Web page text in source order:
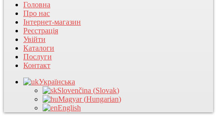
Головна
Про нас
Інтернет-магазин
Реєстрація
Увійти
Каталоги
Послуги
Контакт
Українська
Slovenčina (Slovak)
Magyar (Hungarian)
English